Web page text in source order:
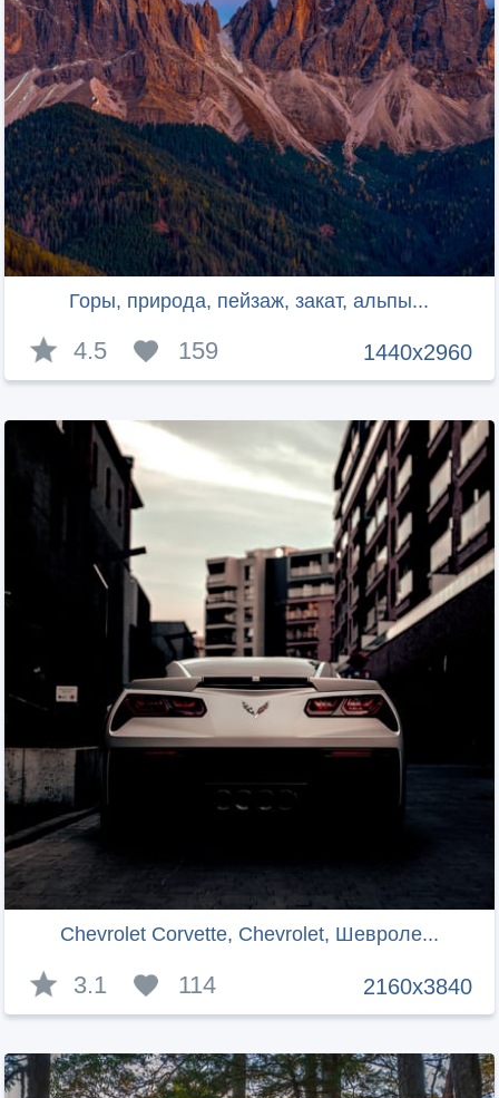
Горы, природа, пейзаж, закат, альпы...
1440x2960
4.5 159
Chevrolet Corvette, Chevrolet, Шевроле...
2160x3840
3.1 114